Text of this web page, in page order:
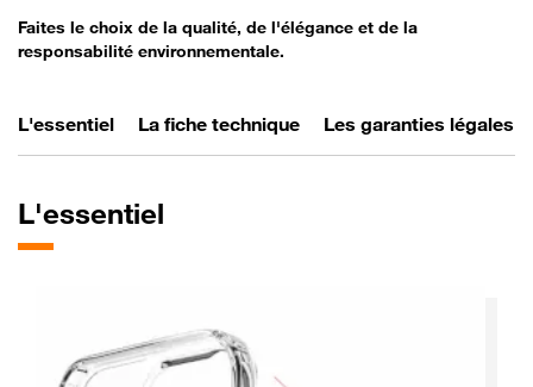
Faites le choix de la qualité, de l'élégance et de la
responsabilité environnementale.
L'essentiel La fiche technique Les garanties légales
L'essentiel